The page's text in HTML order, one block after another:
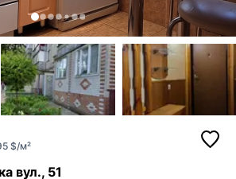
$/м²
вул., 51